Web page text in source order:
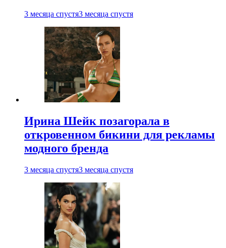
3 месяца спустя3 месяца спустя
Ирина Шейк позагорала в
откровенном бикини для рекламы
модного бренда
3 месяца спустя3 месяца спустя